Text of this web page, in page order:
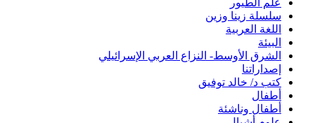
سلسلة زينا وزين
اللغة العربية
البيئة
الشرق الأوسط- النزاع العربي الإسرائيلي
إصداراتنا
كتب د/ خالد توفيق
أطفال
أطفال وناشئة